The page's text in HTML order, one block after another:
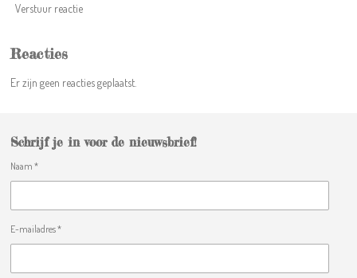
Verstuur reactie
Reacties
Er zijn geen reacties geplaatst.
Schrijf je in voor de nieuwsbrief!
Naam *
E-mailadres *